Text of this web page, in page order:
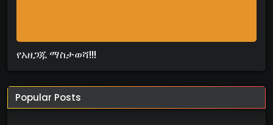
የአዘጋጁ ማስታወሻ!!!
Popular Posts